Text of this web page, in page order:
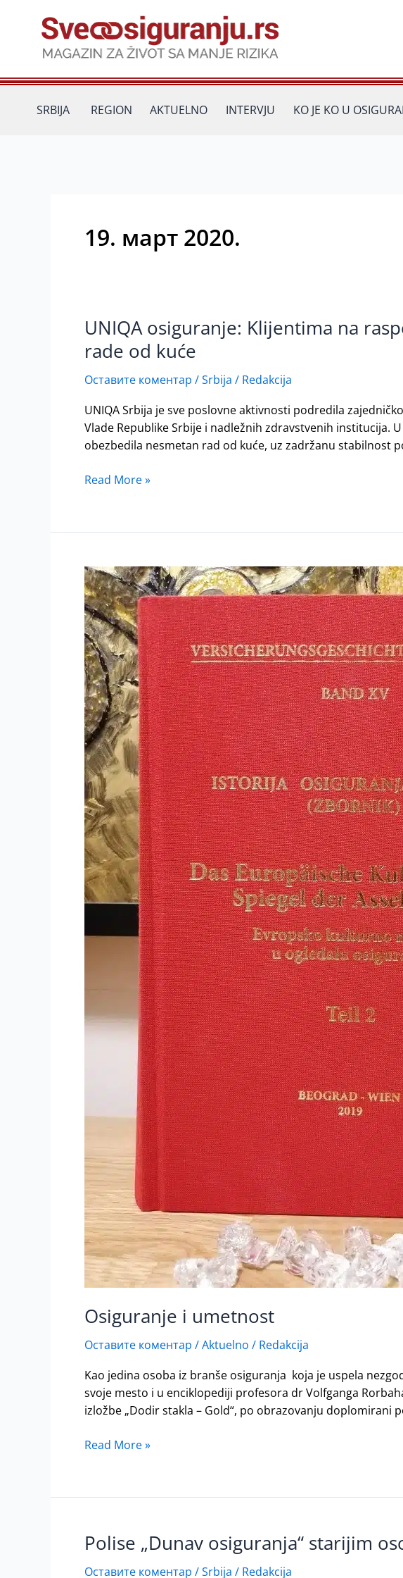
SRBIJA REGION AKTUELNO INTERVJU KO JE KO U
19. март 2020.
UNIQA osiguranje: Klijentima na
rade od kuće
Оставите коментар /Srbija / Redakcija
UNIQA Srbija je sve poslovne aktivnosti podredila
Vlade Republike Srbije i nadležnih zdravstvenih institucija.
obezbedila nesmetan rad od kuće, uz zadržanu stabilnost
UNIQA
osiguranje:
Klijentima
na
online
i
telefonski
24/7,
od
Read More »
Osiguranje i umetnost
Оставите коментар /Aktuelno / Redakcija
Kao jedina osoba iz branše osiguranja koja je uspela
svoje mesto i u enciklopediji profesora dr Volfganga
izložbe „Dodir stakla – Gold“, po obrazovanju
Osiguranje
i
umetnost
Read More »
Polise „Dunav osiguranja“ starijim
Оставите коментар /Srbija / Redakcija
Polise
osiguranja“